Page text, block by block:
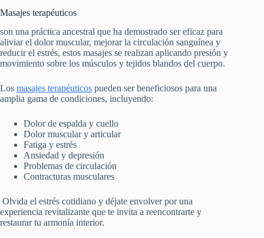
Masajes terapéuticos
son una práctica ancestral que ha demostrado ser eficaz para
aliviar el dolor muscular, mejorar la circulación sanguínea y
reducir el estrés, estos masajes se realizan aplicando presión y
movimiento sobre los músculos y tejidos blandos del cuerpo.
Los masajes terapéuticos pueden ser beneficiosos para una
amplia gama de condiciones, incluyendo:
Dolor de espalda y cuello
Dolor muscular y articular
Fatiga y estrés
Ansiedad y depresión
Problemas de circulación
Contracturas musculares
Olvida el estrés cotidiano y déjate envolver por una
experiencia revitalizante que te invita a reencontrarte y
restaurar tu armonía interior.